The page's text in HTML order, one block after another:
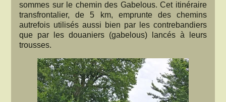
sommes sur le chemin des Gabelous. Cet itinéraire
transfrontalier, de 5 km, emprunte des chemins
autrefois utilisés aussi bien par les contrebandiers
que par les douaniers (gabelous) lancés à leurs
trousses.